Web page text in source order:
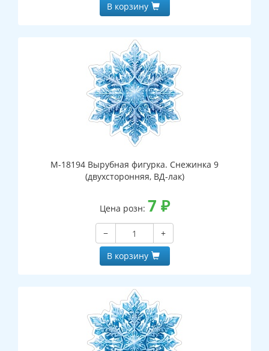
В корзину
М-18194 Вырубная фигурка. Снежинка 9
(двухсторонняя, ВД-лак)
Цена розн: 7 ₽
−
+
В корзину